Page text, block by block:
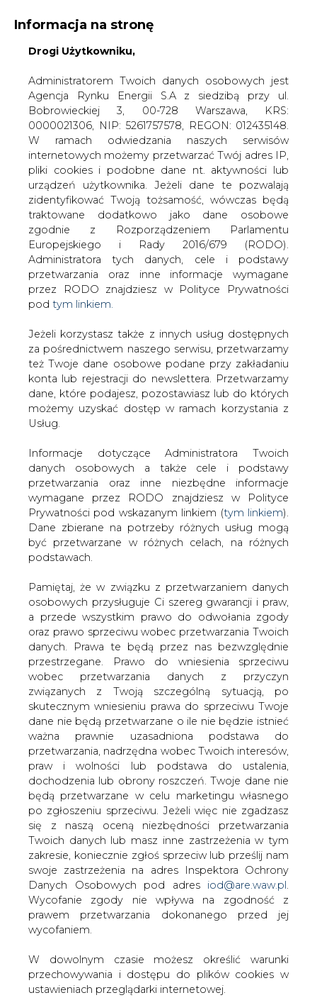
KONTAKT:
WYDAWCA PORTALU:
WYSOKI KONTRAST WIELKOŚĆ TEKSTU A A
ZALOGUJ SIĘ
WŁĄCZ CIRE.TV
Informacja na stronę
Drogi Użytkowniku,
Administratorem Twoich danych osobowych jest
Agencja Rynku Energii S.A z siedzibą przy ul.
Bobrowieckiej 3, 00-728 Warszawa, KRS:
0000021306, NIP: 5261757578, REGON: 012435148.
W ramach odwiedzania naszych serwisów
internetowych możemy przetwarzać Twój adres IP,
pliki cookies i podobne dane nt. aktywności lub
urządzeń użytkownika. Jeżeli dane te pozwalają
zidentyfikować Twoją tożsamość, wówczas będą
traktowane dodatkowo jako dane osobowe
zgodnie z Rozporządzeniem Parlamentu
Europejskiego i Rady 2016/679 (RODO).
Administratora tych danych, cele i podstawy
przetwarzania oraz inne informacje wymagane
przez RODO znajdziesz w Polityce Prywatności
pod tym linkiem.
Jeżeli korzystasz także z innych usług dostępnych
za pośrednictwem naszego serwisu, przetwarzamy
też Twoje dane osobowe podane przy zakładaniu
konta lub rejestracji do newslettera. Przetwarzamy
dane, które podajesz, pozostawiasz lub do których
możemy uzyskać dostęp w ramach korzystania z
Usług.
Informacje dotyczące Administratora Twoich
danych osobowych a także cele i podstawy
przetwarzania oraz inne niezbędne informacje
wymagane przez RODO znajdziesz w Polityce
Prywatności pod wskazanym linkiem (tym linkiem).
Dane zbierane na potrzeby różnych usług mogą
być przetwarzane w różnych celach, na różnych
podstawach.
Pamiętaj, że w związku z przetwarzaniem danych
osobowych przysługuje Ci szereg gwarancji i praw,
a przede wszystkim prawo do odwołania zgody
oraz prawo sprzeciwu wobec przetwarzania Twoich
danych. Prawa te będą przez nas bezwzględnie
przestrzegane. Prawo do wniesienia sprzeciwu
wobec przetwarzania danych z przyczyn
związanych z Twoją szczególną sytuacją, po
skutecznym wniesieniu prawa do sprzeciwu Twoje
dane nie będą przetwarzane o ile nie będzie istnieć
ważna prawnie uzasadniona podstawa do
przetwarzania, nadrzędna wobec Twoich interesów,
praw i wolności lub podstawa do ustalenia,
dochodzenia lub obrony roszczeń. Twoje dane nie
będą przetwarzane w celu marketingu własnego
po zgłoszeniu sprzeciwu. Jeżeli więc nie zgadzasz
się z naszą oceną niezbędności przetwarzania
Twoich danych lub masz inne zastrzeżenia w tym
zakresie, koniecznie zgłoś sprzeciw lub prześlij nam
swoje zastrzeżenia na adres Inspektora Ochrony
Danych Osobowych pod adres iod@are.waw.pl
Wycofanie zgody nie wpływa na zgodność z
prawem przetwarzania dokonanego przed jej
wycofaniem.
W dowolnym czasie możesz określić warunki
przechowywania i dostępu do plików cookies w
ustawieniach przeglądarki internetowej.
Strona główna RYNEK GAZU
Trzęsienie ziemi w
rosyjskich elitach. Ulubieniec Putina zdradzony przez
protektora
drukuj
skomentuj
udostępnij
Trzęsienie ziemi w rosyjskich
elitach. Ulubieniec Putina
zdradzony przez protektora
Igor Sieczin zachowa fotel szefa
naftowego superkoncernu Rosnieft
jeszcze przez pięć lat. Mimo to
dotychczasowy ulubieniec Władimira
Putina i de facto najpotężniejsza po nim
osoba w Rosji powoli traci na znaczeniu.
Igor Sieczin zostanie szefem Rosnieftu na kolejną
kadencję. Tym razem nie 3-letnią, ale aż 5-letnią kończącą
rosyjskie media, ucina spekulacje dotyczące odejścia
menadżera z największej paliwowej spółki w Rosji. Nie
oznacza to jednak wzmocnienia mocno ostatnio